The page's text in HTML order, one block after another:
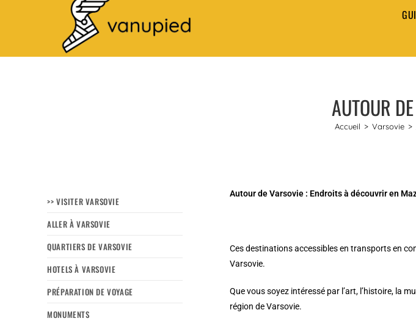
AUTOUR
Accueil > Varsovie >
Autour de Varsovie : Endroits à découvrir en
Ces destinations accessibles en transports en
Varsovie.
Que vous soyez intéressé par l’art, l’histoire, la
région de Varsovie.
>> VISITER VARSOVIE
ALLER À VARSOVIE
QUARTIERS DE VARSOVIE
HOTELS À VARSOVIE
PRÉPARATION DE VOYAGE
MONUMENTS